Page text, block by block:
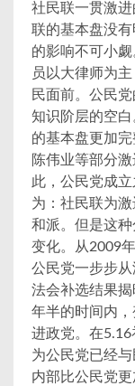
社民联一贯激
联的基本盘没
的影响不可小
员以大律师为
民面前。公民
知识阶层的空
的基本盘更加
陈伟业等部分
此，公民党成
为：社民联为
和派。但是这
变化。从2009
公民党一步步
法会补选结果
年半的时间内
进政党。在
为公民党已经
内部比公民党